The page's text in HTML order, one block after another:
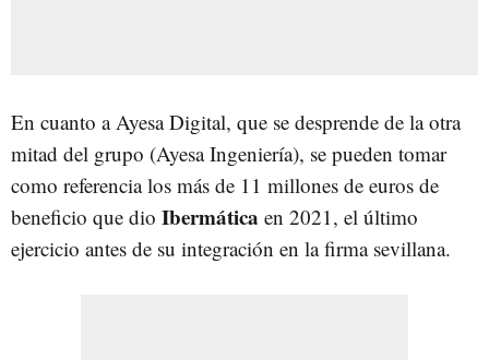
En cuanto a Ayesa Digital, que se desprende de la otra
mitad del grupo (Ayesa Ingeniería), se pueden tomar
como referencia los más de 11 millones de euros de
beneficio que dio Ibermática en 2021, el último
ejercicio antes de su integración en la firma sevillana.